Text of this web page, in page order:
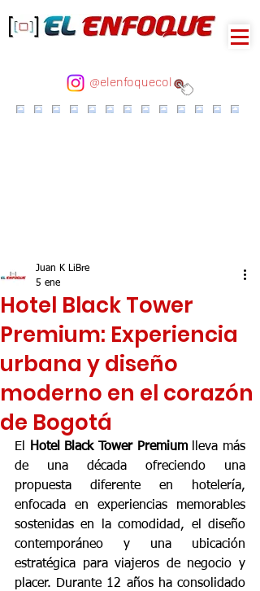
@elenfoquecol
Hotel Black Tower
Premium: Experiencia
urbana y diseño
moderno en el corazón
de Bogotá
Juan K LiBre
5 ene
El Hotel Black Tower Premium lleva más
de una década ofreciendo una
propuesta diferente en hotelería,
enfocada en experiencias memorables
sostenidas en la comodidad, el diseño
contemporáneo y una ubicación
estratégica para viajeros de negocio y
placer. Durante 12 años ha consolidado